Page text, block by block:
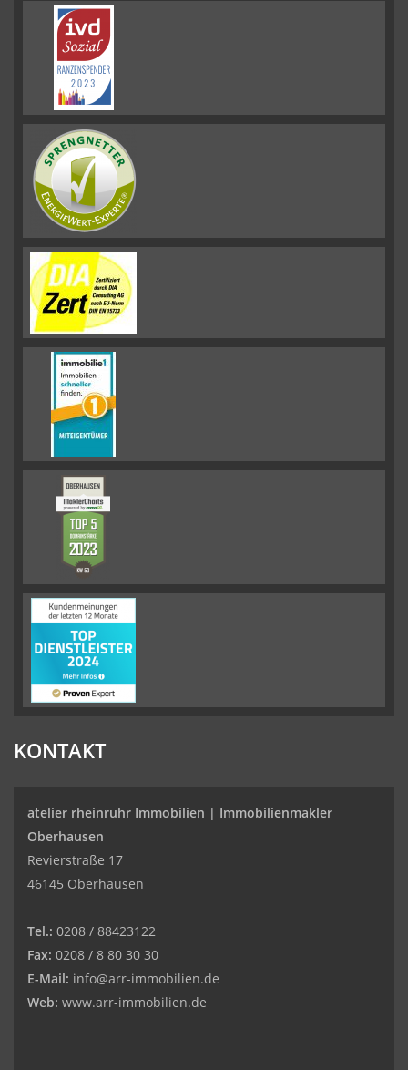
KONTAKT
atelier rheinruhr Immobilien | Immobilienmakler
Oberhausen
Revierstraße 17
46145 Oberhausen
Tel.: 0208 / 88423122
Fax: 0208 / 8 80 30 30
E-Mail: info@arr-immobilien.de
Web: www.arr-immobilien.de